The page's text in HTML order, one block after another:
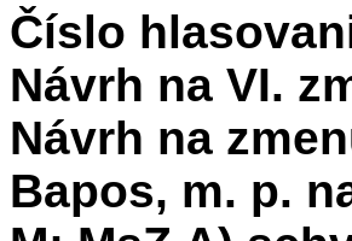
Číslo
Návrh na VI.
Návrh na
Bapos, m. p.